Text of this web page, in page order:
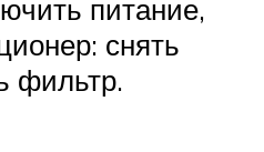
питание,
снять
фильтр.